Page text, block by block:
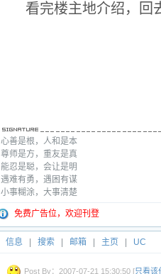
看完楼主地介绍，回
心善是根，人和是本
尊师是方，重友是真
能忍是聪，会让是明
遇难有勇，遇困有谋
小事糊涂，大事清楚
免费广告位，欢迎刊登
信息 搜索 邮箱 主页 UC
Post By：2007-07-21 15:30:50 [只看该